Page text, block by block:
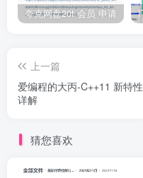
夸克网盘20t 会员 申请
上一篇
爱编程的大丙-C++11 新特性
详解
猜您喜欢